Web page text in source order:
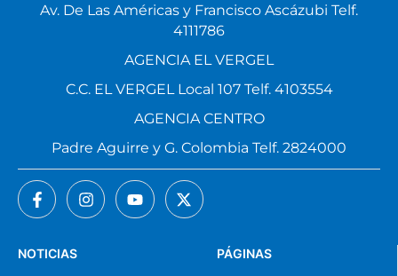
PÁGINAS
NOTICIAS
Av. De Las Américas y Francisco Ascázubi Telf.
4111786
AGENCIA EL VERGEL
C.C. EL VERGEL Local 107 Telf. 4103554
AGENCIA CENTRO
Padre Aguirre y G. Colombia Telf. 2824000